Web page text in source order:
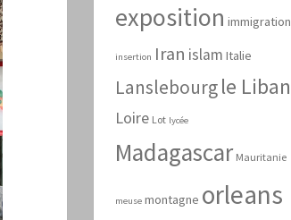
exposition immigration
insertion Iran islam Italie
Lanslebourg le Liban
Loire Lot lycée
Madagascar Mauritanie
meuse montagne orleans